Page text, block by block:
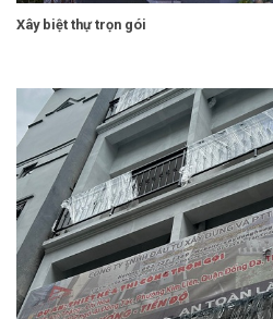
Xây biệt thự trọn gói